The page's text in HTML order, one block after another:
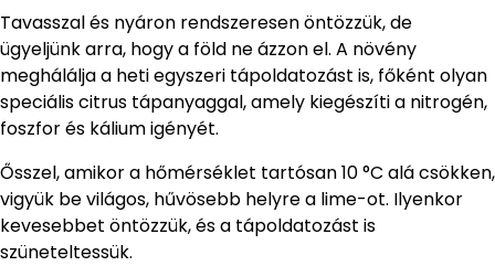
Tavasszal és nyáron rendszeresen öntözzük, de
ügyeljünk arra, hogy a föld ne ázzon el. A növény
meghálálja a heti egyszeri tápoldatozást is, főként olyan
speciális citrus tápanyaggal, amely kiegészíti a nitrogén,
foszfor és kálium igényét.
Ősszel, amikor a hőmérséklet tartósan 10 °C alá csökken,
vigyük be világos, hűvösebb helyre a lime-ot. Ilyenkor
kevesebbet öntözzük, és a tápoldatozást is
szüneteltessük.